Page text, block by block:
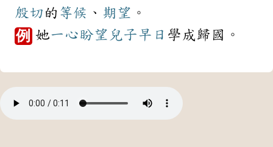
殷切 的 等候 、 期望 。
例 她一心盼望 兒子早日 學成歸國。